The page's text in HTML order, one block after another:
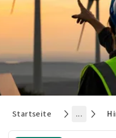
Startseite ...